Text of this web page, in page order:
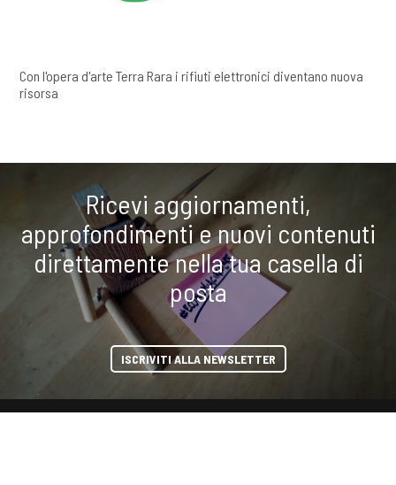
Con l'opera d'arte Terra Rara i rifiuti elettronici diventano nuova
risorsa
Ricevi aggiornamenti,
approfondimenti e nuovi contenuti
direttamente nella tua casella di
posta
ISCRIVITI ALLA NEWSLETTER